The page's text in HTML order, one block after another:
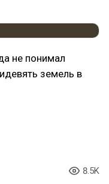
не понимал
земель в
8.5K